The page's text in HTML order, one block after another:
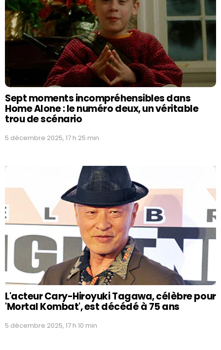
Sept moments incompréhensibles dans
Home Alone : le numéro deux, un véritable
trou de scénario
5 décembre 2025, 17 h 25 min
L'acteur Cary-Hiroyuki Tagawa, célèbre pour
'Mortal Kombat', est décédé à 75 ans
5 décembre 2025, 17 h 10 min